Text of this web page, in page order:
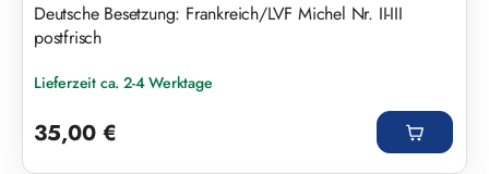
Deutsche Besetzung: Frankreich/LVF Michel Nr. II-III
postfrisch
Lieferzeit ca. 2-4 Werktage
35,00 €